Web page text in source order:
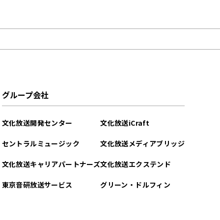
グループ会社
文化放送開発センター
セントラルミュージック
文化放送キャリアパートナーズ
東京音研放送サービス
文化放送iCraft
文化放送メディアブリッジ
文化放送エクステンド
グリーン・ドルフィン